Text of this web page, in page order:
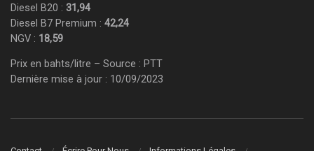
Diesel B20 : 31,94
Diesel B7 Premium : 42,24
NGV : 18,59
Prix en bahts/litre – Source : PTT
Dernière mise à jour : 10/09/2023